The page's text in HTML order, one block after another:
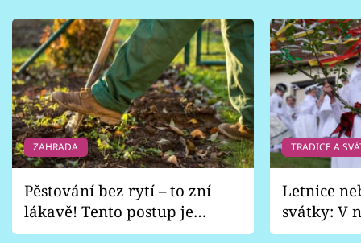
ZAHRADA
Pěstování bez rytí – to zní
lákavě! Tento postup je
vhodný jen pro některé
TRADICE A
Letnice
svátky: V
pondělí